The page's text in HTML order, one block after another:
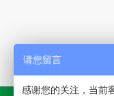
请您留言
感谢您的关注，当前